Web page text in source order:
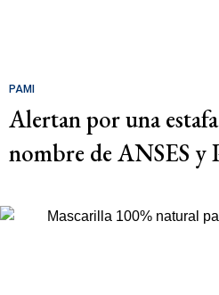
PAMI
Alertan por una
nombre de ANSES y